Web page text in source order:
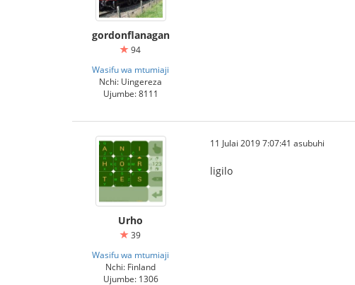
gordonflanagan
94
Wasifu wa mtumiaji
Nchi: Uingereza
Ujumbe: 8111
Urho
39
Wasifu wa mtumiaji
Nchi: Finland
Ujumbe: 1306
11 Julai 2019 7:07:41 asubuhi
ligilo